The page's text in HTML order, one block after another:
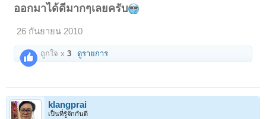
ออกมาได้ดีมากๆเลยครับ
26 กันยายน 2010
ถูกใจ x3 ดูรายการ
klangprai
เป็นที่รู้จักกันดี